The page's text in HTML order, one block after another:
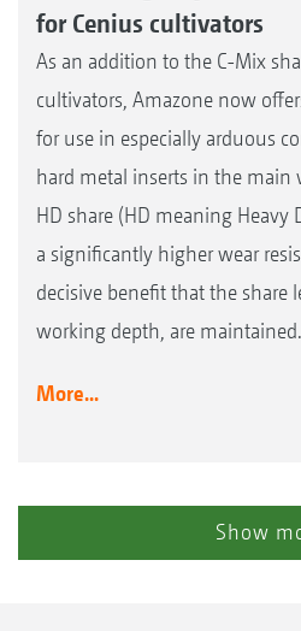
for Cenius cultivators
As an addition to the C-Mix
cultivators, Amazone now
for use in especially arduous
hard metal inserts in the main
HD share (HD meaning Heavy
a significantly higher wear
decisive benefit that the share
working depth, are maintained.
More...
Show